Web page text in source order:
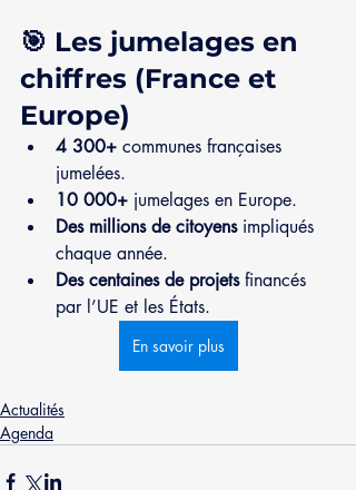
🎯 Les jumelages en
chiffres (France et
Europe)
4 300+ communes françaises
jumelées.
10 000+ jumelages en Europe.
Des millions de citoyens impliqués
chaque année.
Des centaines de projets financés
par l’UE et les États.
En savoir plus
Actualités
Agenda